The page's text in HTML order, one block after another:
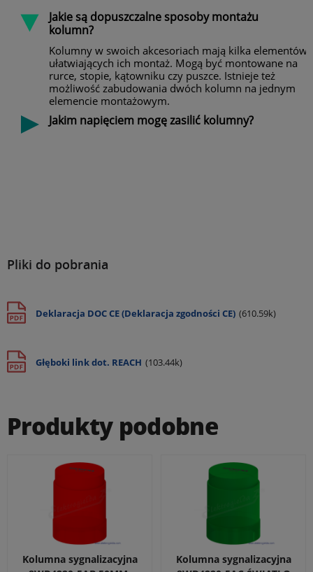
Jakie są dopuszczalne sposoby montażu
kolumn?
Kolumny w swoich akcesoriach mają kilka elementów
ułatwiających ich montaż. Mogą być montowane na
rurce, stopie, kątowniku czy puszce. Istnieje też
możliwość zabudowania dwóch kolumn na jednym
elemencie montażowym.
Jakim napięciem mogę zasilić kolumny?
Pliki do pobrania
Deklaracja DOC CE (Deklaracja zgodności CE) (610.59k)
Głęboki link dot. REACH (103.44k)
Produkty podobne
Kolumna sygnalizacyjna
Kolumna sygnalizacyjna